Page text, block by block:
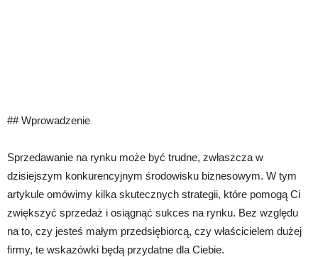
## Wprowadzenie
Sprzedawanie na rynku może być trudne, zwłaszcza w
dzisiejszym konkurencyjnym środowisku biznesowym. W tym
artykule omówimy kilka skutecznych strategii, które pomogą Ci
zwiększyć sprzedaż i osiągnąć sukces na rynku. Bez względu
na to, czy jesteś małym przedsiębiorcą, czy właścicielem dużej
firmy, te wskazówki będą przydatne dla Ciebie.